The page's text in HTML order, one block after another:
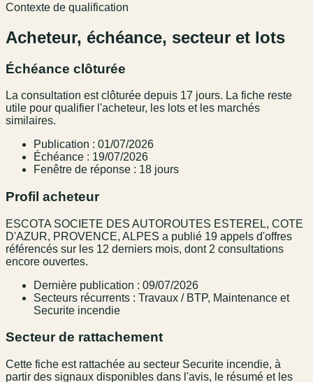
Contexte de qualification
Acheteur, échéance, secteur et lots
Échéance clôturée
La consultation est clôturée depuis 17 jours. La fiche reste
utile pour qualifier l'acheteur, les lots et les marchés
similaires.
Publication : 01/07/2026
Échéance : 19/07/2026
Fenêtre de réponse : 18 jours
Profil acheteur
ESCOTA SOCIETE DES AUTOROUTES ESTEREL, COTE
D'AZUR, PROVENCE, ALPES a publié 19 appels d'offres
référencés sur les 12 derniers mois, dont 2 consultations
encore ouvertes.
Dernière publication : 09/07/2026
Secteurs récurrents : Travaux / BTP, Maintenance et
Securite incendie
Secteur de rattachement
Cette fiche est rattachée au secteur Securite incendie, à
partir des signaux disponibles dans l'avis, le résumé et les